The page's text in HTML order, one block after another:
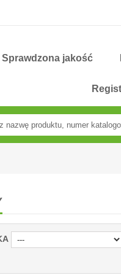
Sprawdzona jakość